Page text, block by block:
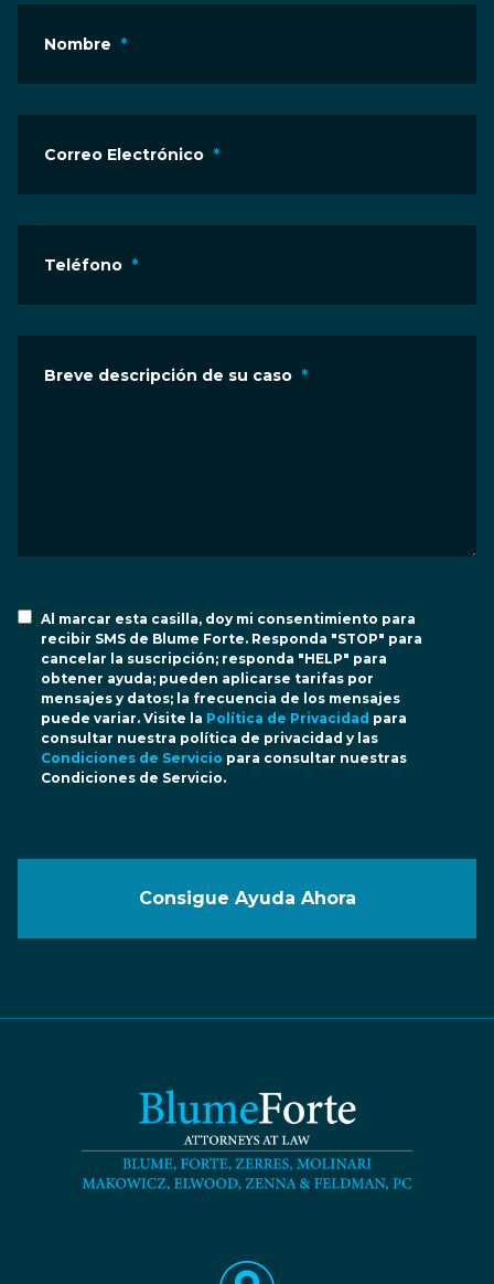
Nombre *
Correo Electrónico *
Teléfono *
Breve descripción de su caso *
Al marcar esta casilla, doy mi consentimiento para
recibir SMS de Blume Forte. Responda "STOP" para
cancelar la suscripción; responda "HELP" para
obtener ayuda; pueden aplicarse tarifas por
mensajes y datos; la frecuencia de los mensajes
puede variar. Visite la Política de Privacidad para
consultar nuestra política de privacidad y las
Condiciones de Servicio para consultar nuestras
Condiciones de Servicio.
Consigue Ayuda Ahora